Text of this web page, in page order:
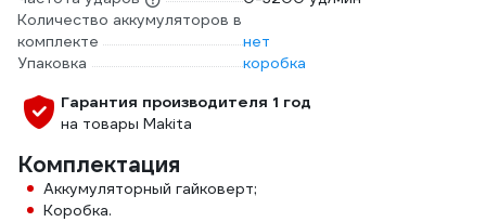
Количество аккумуляторов в
комплекте
нет
Упаковка
коробка
Гарантия производителя 1 год
на товары Makita
Комплектация
Аккумуляторный гайковерт;
Коробка.